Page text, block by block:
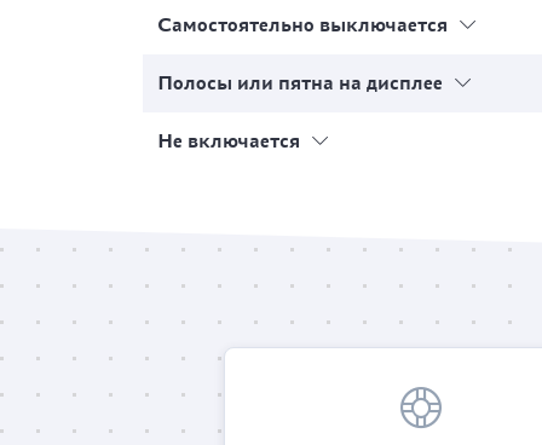
Самостоятельно выключается
Полосы или пятна на дисплее
Не включается